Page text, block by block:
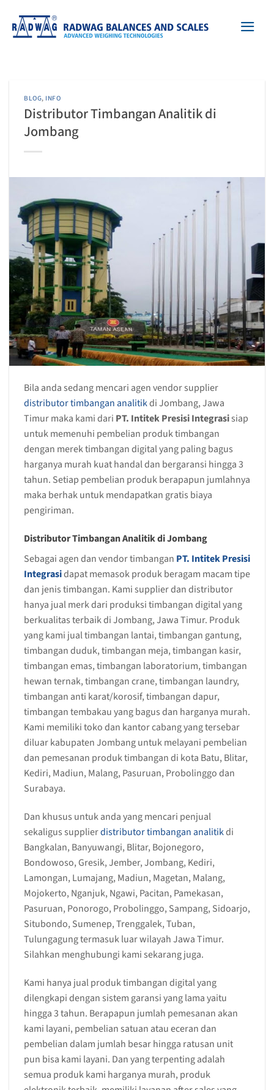
content
BLOG, INFO
Distributor Timbangan Analitik di
Jombang
Bila anda sedang mencari agen vendor supplier
distributor timbangan analitikdi Jombang, Jawa
Timur maka kami dari PT. Intitek Presisi Integrasisiap
untuk memenuhi pembelian produk timbangan
dengan merek timbangan digital yang paling bagus
harganya murah kuat handal dan bergaransi hingga 3
tahun. Setiap pembelian produk berapapun jumlahnya
maka berhak untuk mendapatkan gratis biaya
pengiriman.
Distributor Timbangan Analitik di Jombang
Sebagai agen dan vendor timbangan PT. Intitek Presisi
Integrasidapat memasok produk beragam macam tipe
dan jenis timbangan. Kami supplier dan distributor
hanya jual merk dari produksi timbangan digital yang
berkualitas terbaik di Jombang, Jawa Timur. Produk
yang kami jual timbangan lantai, timbangan gantung,
timbangan duduk, timbangan meja, timbangan kasir,
timbangan emas, timbangan laboratorium, timbangan
hewan ternak, timbangan crane, timbangan laundry,
timbangan anti karat/korosif, timbangan dapur,
timbangan tembakau yang bagus dan harganya murah.
Kami memiliki toko dan kantor cabang yang tersebar
diluar kabupaten Jombang untuk melayani pembelian
dan pemesanan produk timbangan di kota Batu, Blitar,
Kediri, Madiun, Malang, Pasuruan, Probolinggo dan
Surabaya.
Dan khusus untuk anda yang mencari penjual
sekaligus supplierdistributor timbangan analitikdi
Bangkalan, Banyuwangi, Blitar, Bojonegoro,
Bondowoso, Gresik, Jember, Jombang, Kediri,
Lamongan, Lumajang, Madiun, Magetan, Malang,
Mojokerto, Nganjuk, Ngawi, Pacitan, Pamekasan,
Pasuruan, Ponorogo, Probolinggo, Sampang, Sidoarjo,
Situbondo, Sumenep, Trenggalek, Tuban,
Tulungagung termasuk luar wilayah Jawa Timur.
Silahkan menghubungi kami sekarang juga.
Kami hanya jual produk timbangan digital yang
dilengkapi dengan sistem garansi yang lama yaitu
hingga 3 tahun. Berapapun jumlah pemesanan akan
kami layani, pembelian satuan atau eceran dan
pembelian dalam jumlah besar hingga ratusan unit
pun bisa kami layani. Dan yang terpenting adalah
semua produk kami harganya murah, produk